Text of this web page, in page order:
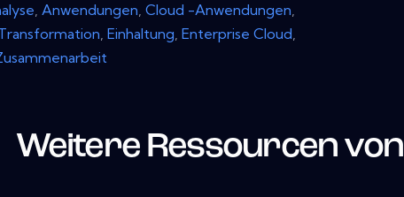
,Anwendungen,Cloud -Anwendungen,
,Einhaltung,Enterprise Cloud,
Weitere Ressourcen von